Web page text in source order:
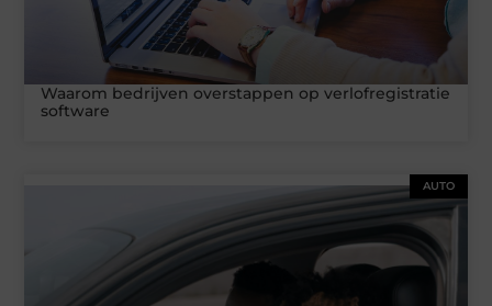
Waarom bedrijven overstappen op verlofregistratie
software
AUTO